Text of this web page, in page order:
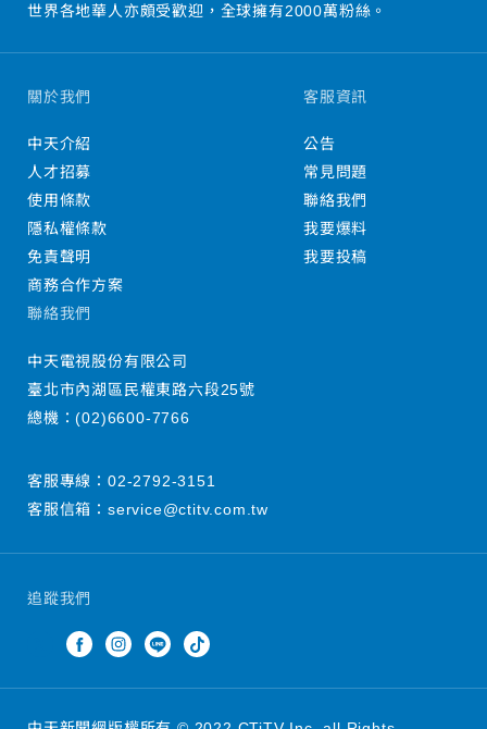
世界各地華人亦頗受歡迎，全球擁有2000萬粉絲。
追蹤我們
關於我們
中天介紹
人才招募
使用條款
隱私權條款
免責聲明
商務合作方案
客服資訊
公告
常見問題
聯絡我們
我要爆料
我要投稿
聯絡我們
中天電視股份有限公司
臺北市內湖區民權東路六段25號
總機：(02)6600-7766
客服專線： 02-2792-3151
客服信箱： service@ctitv.com.tw